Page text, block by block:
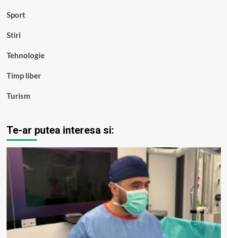
Sport
Stiri
Tehnologie
Timp liber
Turism
Te-ar putea interesa si: